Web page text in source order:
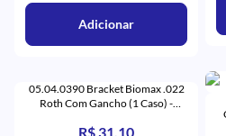
Adicionar
05.04.0390 Bracket Biomax .022
Roth Com Gancho (1 Caso) -
R$ 31,10